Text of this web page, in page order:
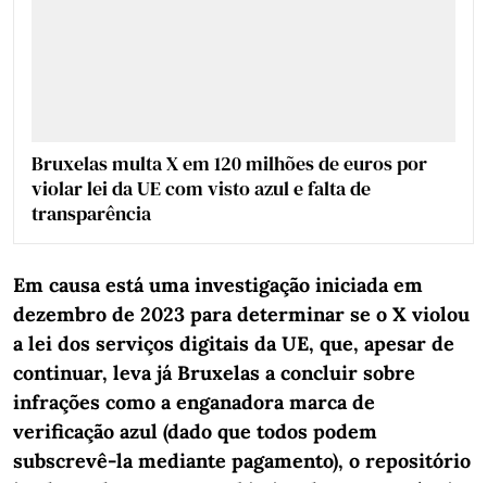
Bruxelas multa X em 120 milhões de euros por
violar lei da UE com visto azul e falta de
transparência
Em causa está uma investigação iniciada em
dezembro de 2023 para determinar se o X violou
a lei dos serviços digitais da UE, que, apesar de
continuar, leva já Bruxelas a concluir sobre
infrações como a enganadora marca de
verificação azul (dado que todos podem
subscrevê-la mediante pagamento), o repositório